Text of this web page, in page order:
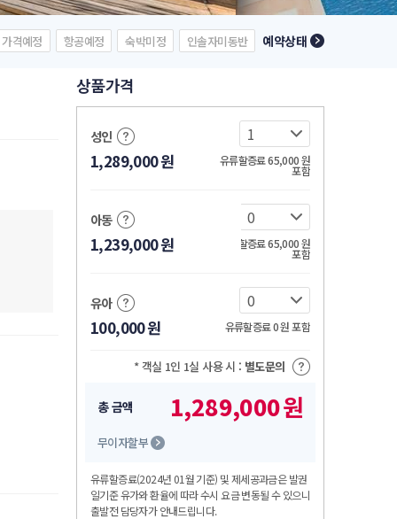
가격예정 항공예정 숙박미정 인솔자미동반 예약상태
상품가격
성인
1,289,000원 유류할증료 65,000원
포함
아동
1,239,000원 유류할증료 65,000원
포함
유아
100,000원 유류할증료 0원포함
* 객실 1인 1실 사용 시 : 별도문의
총 금액 1,289,000원
무이자할부
유류할증료(2024년 01월 기준) 및 제세공과금은 발권
일기준 유가와 환율에 따라 수시 요금 변동될 수 있으니
출발전 담당자가 안내드립니다.